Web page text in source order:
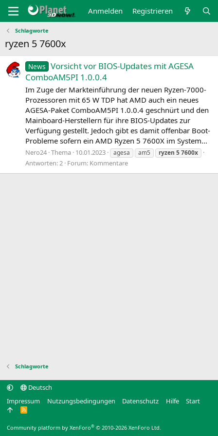
Anmelden Registrieren
Schlagworte
ryzen 5 7600x
News Vorsicht vor BIOS-Updates mit AGESA
ComboAM5PI 1.0.0.4
Im Zuge der Markteinführung der neuen Ryzen-7000-
Prozessoren mit 65 W TDP hat AMD auch ein neues
AGESA-Paket ComboAM5PI 1.0.0.4 geschnürt und den
Mainboard-Herstellern für ihre BIOS-Updates zur
Verfügung gestellt. Jedoch gibt es damit offenbar Boot-
Probleme sofern ein AMD Ryzen 5 7600X im System...
Nero24 Thema 10.01.2023 agesa am5 ryzen 57600x
Antworten: 2 Forum: Kommentare
Schlagworte
Deutsch
Impressum
Nutzungsbedingungen Datenschutz Hilfe Start
R
Community platform by XenForo® © 2010-2026 XenForo Ltd.